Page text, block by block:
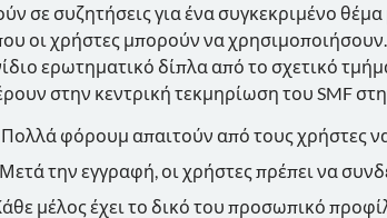
σε συζητήσεις για ένα συγκεκριμένο
οι χρήστες μπορούν να
ερωτηματικό δίπλα από το σχετικό
στην κεντρική τεκμηρίωση του SMF
φόρουμ απαιτούν από τους χρήστες
την εγγραφή, οι χρήστες πρέπει να
μέλος έχει το δικό του προσωπικό